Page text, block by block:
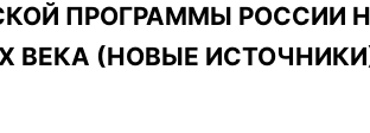
ПРОГРАММЫ РОССИИ
ВЕКА (НОВЫЕ